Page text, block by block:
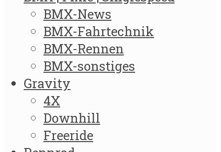
BMX-News
BMX-Fahrtechnik
BMX-Rennen
BMX-sonstiges
Gravity
4X
Downhill
Freeride